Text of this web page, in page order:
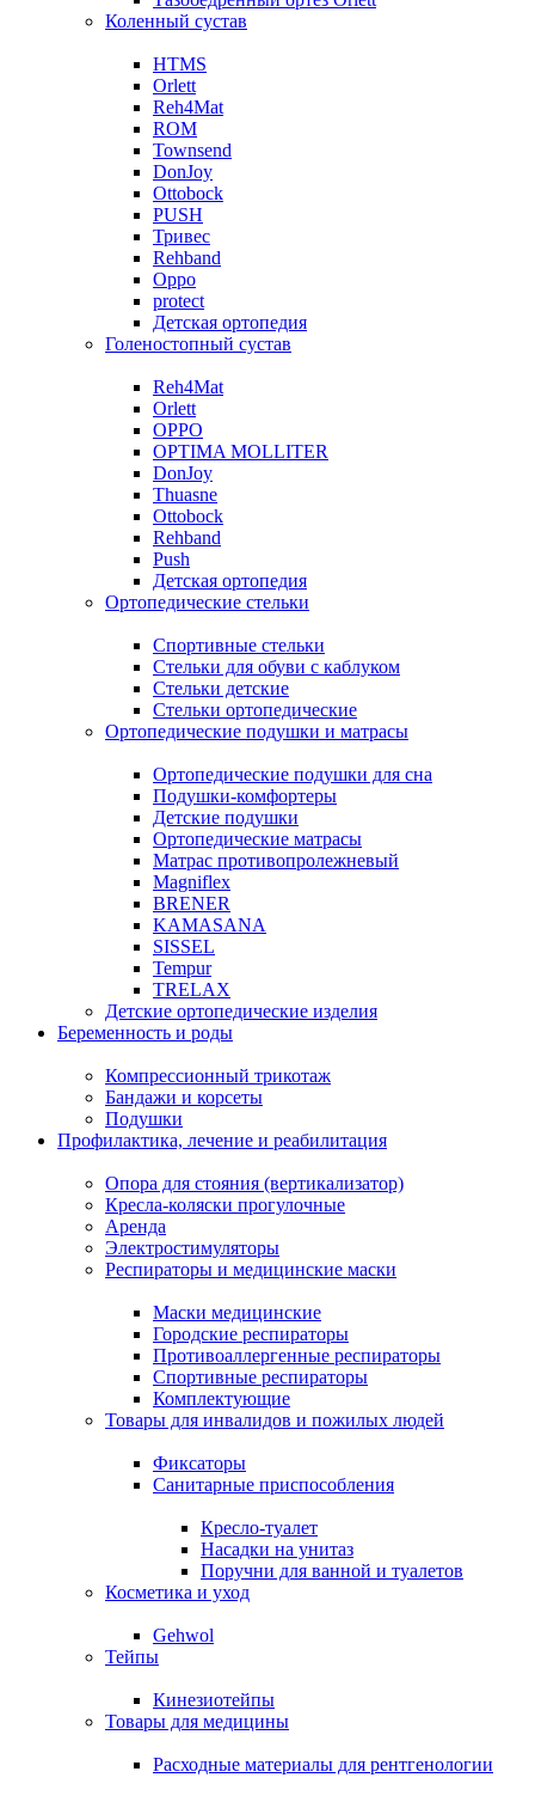
Коленный сустав
HTMS
Orlett
Reh4Mat
ROM
Townsend
DonJoy
Ottobock
PUSH
Тривес
Rehband
Oppo
protect
Детская ортопедия
Голеностопный сустав
Reh4Mat
Orlett
OPPO
OPTIMA MOLLITER
DonJoy
Thuasne
Ottobock
Rehband
Push
Детская ортопедия
Ортопедические стельки
Спортивные стельки
Стельки для обуви с каблуком
Стельки детские
Стельки ортопедические
Ортопедические подушки и матрасы
Ортопедические подушки для сна
Подушки-комфортеры
Детские подушки
Ортопедические матрасы
Матрас противопролежневый
Magniflex
BRENER
KAMASANA
SISSEL
Tempur
TRELAX
Детские ортопедические изделия
Беременность и роды
Компрессионный трикотаж
Бандажи и корсеты
Подушки
Профилактика, лечение и реабилитация
Опора для стояния (вертикализатор)
Кресла-коляски прогулочные
Аренда
Электростимуляторы
Респираторы и медицинские маски
Маски медицинские
Городские респираторы
Противоаллергенные респираторы
Спортивные респираторы
Комплектующие
Товары для инвалидов и пожилых людей
Фиксаторы
Санитарные приспособления
Кресло-туалет
Насадки на унитаз
Поручни для ванной и туалетов
Косметика и уход
Gehwol
Тейпы
Кинезиотейпы
Товары для медицины
Расходные материалы для рентгенологии